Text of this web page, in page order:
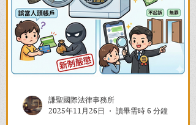
謙聖國際法律事務所
2025年11月26日
讀畢需時 6 分鐘